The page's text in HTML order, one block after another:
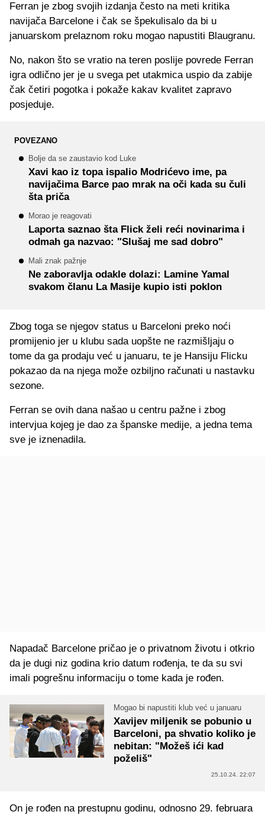
Ferran je zbog svojih izdanja često na meti kritika
navijača Barcelone i čak se špekulisalo da bi u
januarskom prelaznom roku mogao napustiti Blaugranu.
No, nakon što se vratio na teren poslije povrede Ferran
igra odlično jer je u svega pet utakmica uspio da zabije
čak četiri pogotka i pokaže kakav kvalitet zapravo
posjeduje.
POVEZANO
Bolje da se zaustavio kod Luke
Xavi kao iz topa ispalio Modrićevo ime, pa
navijačima Barce pao mrak na oči kada su čuli
šta priča
Morao je reagovati
Laporta saznao šta Flick želi reći novinarima i
odmah ga nazvao: "Slušaj me sad dobro"
Mali znak pažnje
Ne zaboravlja odakle dolazi: Lamine Yamal
svakom članu La Masije kupio isti poklon
Zbog toga se njegov status u Barceloni preko noći
promijenio jer u klubu sada uopšte ne razmišljaju o
tome da ga prodaju već u januaru, te je Hansiju Flicku
pokazao da na njega može ozbiljno računati u nastavku
sezone.
Ferran se ovih dana našao u centru pažne i zbog
intervjua kojeg je dao za španske medije, a jedna tema
sve je iznenadila.
Napadač Barcelone pričao je o privatnom životu i otkrio
da je dugi niz godina krio datum rođenja, te da su svi
imali pogrešnu informaciju o tome kada je rođen.
Mogao bi napustiti klub već u januaru
Xavijev miljenik se pobunio u
Barceloni, pa shvatio koliko je
nebitan: "Možeš ići kad
poželiš"
25.10.24. 22:07
On je rođen na prestupnu godinu, odnosno 29. februara